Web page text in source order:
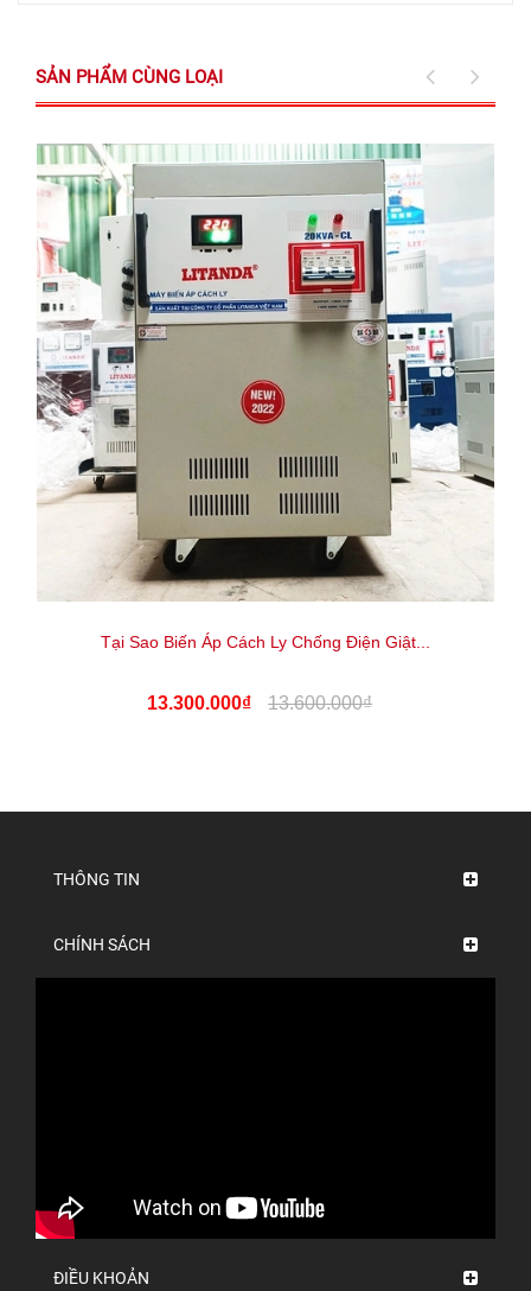
SẢN PHẨM CÙNG LOẠI
Tại Sao Biến Áp Cách Ly Chống Điện Giật...
13.300.000₫ 13.600.000₫
THÔNG TIN
CHÍNH SÁCH
ĐIỀU KHOẢN